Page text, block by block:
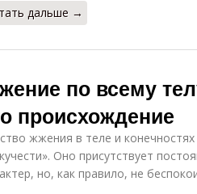
дальше →
по всему
происхождение
жжения в теле и
Оно присутствует
но, как правило, не